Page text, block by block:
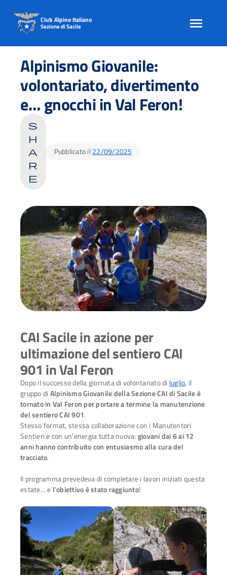
content
Club Alpino Italiano
Sezione di Sacile
Alpinismo Giovanile:
volontariato, divertimento
e… gnocchi in Val Feron!
s
h
a
r
e
Pubblicato il 22/09/2025
CAI Sacile in azione per
ultimazione del sentiero CAI
901 in Val Feron
Dopo il successo della giornata di volontariato di luglio, il
gruppo di Alpinismo Giovanile della Sezione CAI di Sacile è
tornato in Val Feron per portare a termine la manutenzione
del sentiero CAI 901.
Stesso format, stessa collaborazione con i Manutentori
Sentieri e con un’energia tutta nuova: giovani dai 6 ai 12
anni hanno contribuito con entusiasmo alla cura del
tracciato.
Il programma prevedeva di completare i lavori iniziati questa
estate… e l’obiettivo è stato raggiunto!